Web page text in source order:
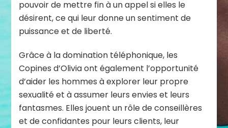
pouvoir de mettre fin à un appel si elles le
désirent, ce qui leur donne un sentiment de
puissance et de liberté.
Grâce à la domination téléphonique, les
Copines d’Olivia ont également l’opportunité
d’aider les hommes à explorer leur propre
sexualité et à assumer leurs envies et leurs
fantasmes. Elles jouent un rôle de conseillères
et de confidantes pour leurs clients, leur